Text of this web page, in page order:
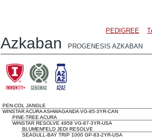
PEDIGREE
Azkaban PROGENESIS AZKABAN
PEN-COL JANGLE
WINSTAR ACURA ASHWAGANDA VG-85-3YR-CAN
PINE-TREE ACURA
WINSTAR RESOLVE 4958 VG-87-3YR-USA
BLUMENFELD JEDI RESOLVE
SEAGULL-BAY TRIP 1000 GP-83-2YR-USA